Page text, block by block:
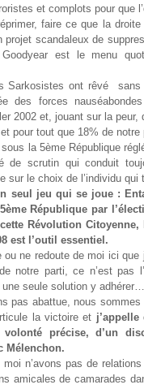
et complots pour que
faire ce que la
projet scandaleux de
est le menu
Sarkosistes ont rêvé
des forces
2002 et, jouant sur la
pour tout que 18% de
la 5èmeRépublique
de scrutin qui conduit
sur le choix de l’individu
seul jeu qui se joue :
èmeRépublique par
Révolution
est l’outil essentiel.
ou ne redoute de moi ici
notre parti, ce n’est pas
seule solution y
pas abattue, nous sommes
la victoire et
volonté précise, d’un
Mélenchon.
n’avons pas de
amicales de camarades